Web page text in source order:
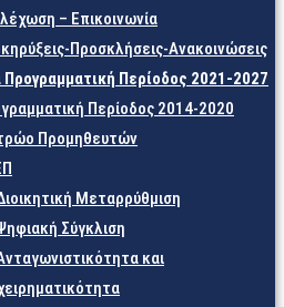
– Επικοινωνία
Προσκλήσεις-Ανακοινώσεις
Προγραμματική Περίοδος 2021-2027
Περίοδος 2014-2020
Προμηθευτών
Μεταρρύθμιση
Σύγκλιση
και